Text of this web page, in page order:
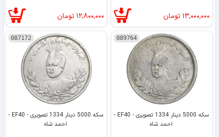
۱۳,۰۰۰,۰۰۰تومان ۱۲,۸۰۰,۰۰۰تومان
089764
سکه 5000 دینار 1334 تصویری - EF40 -
احمد شاه
087172
سکه 5000 دینار 1334 تصویری - EF40 -
احمد شاه